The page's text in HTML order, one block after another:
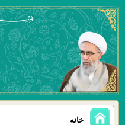
پرش
محتوا
خانه